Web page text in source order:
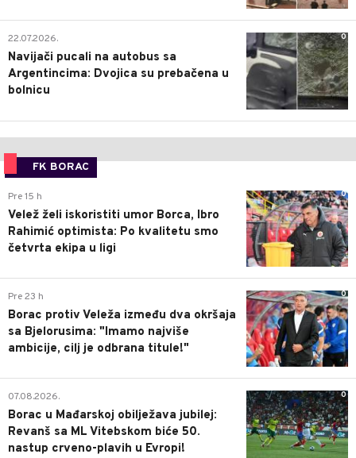
0
22.07.2026.
Navijači pucali na autobus sa
Argentincima: Dvojica su prebačena u
bolnicu
FK BORAC
0
Pre 15 h
Velež želi iskoristiti umor Borca, Ibro
Rahimić optimista: Po kvalitetu smo
četvrta ekipa u ligi
0
Pre 23 h
Borac protiv Veleža između dva okršaja
sa Bjelorusima: "Imamo najviše
ambicije, cilj je odbrana titule!"
0
07.08.2026.
Borac u Mađarskoj obilježava jubilej:
Revanš sa ML Vitebskom biće 50.
nastup crveno-plavih u Evropi!